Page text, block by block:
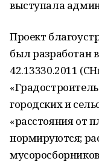
выступала
Проект
был разработан
42.13330.2011
городских и
«расстояния от
нормируются;